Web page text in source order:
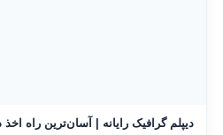
دیپلم گرافیک رایانه | آسان‌ترین راه اخذ